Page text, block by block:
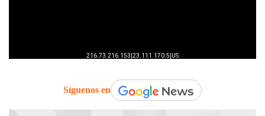
Síguenos en